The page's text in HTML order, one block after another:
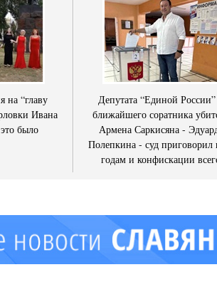
на “главу
Ивана
было
Депутата “Единой
ближайшего соратника
Армена Саркисяна -
Полепкина - суд приговорил
годам и конфискации